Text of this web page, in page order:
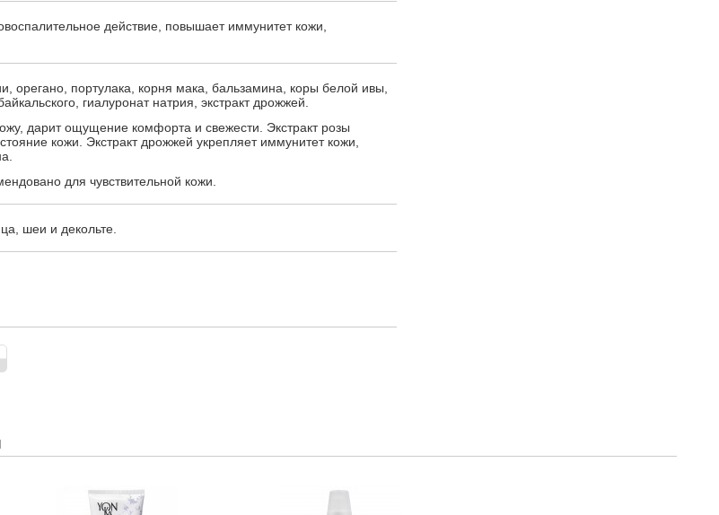
действие, повышает иммунитет кожи,
орегано, портулака, корня мака, бальзамина, коры белой ивы,
гиалуронат натрия, экстракт дрожжей.
дарит ощущение комфорта и свежести. Экстракт розы
кожи. Экстракт дрожжей укрепляет иммунитет кожи,
для чувствительной кожи.
шеи и декольте.